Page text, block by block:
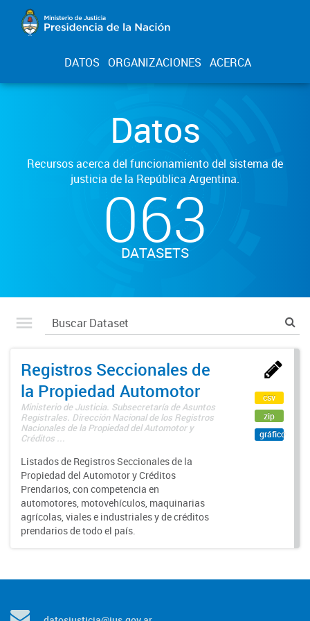
DATOS ORGANIZACIONES ACERCA
Datos
Recursos acerca del funcionamiento del sistema de
justicia de la República Argentina.
063
DATASETS
Registros Seccionales de
la Propiedad Automotor
Ministerio de Justicia. Subsecretaría de Asuntos
Registrales. Dirección Nacional de los Registros
Nacionales de la Propiedad del Automotor y
Créditos ...
Listados de Registros Seccionales de la
Propiedad del Automotor y Créditos
Prendarios, con competencia en
automotores, motovehículos, maquinarias
agrícolas, viales e industriales y de créditos
prendarios de todo el país.
csv
zip
gráfico